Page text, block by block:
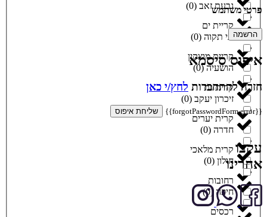
קריית ים
קריית מוצקין
קרית גת
קרית יערים
קרית מלאכי
רחובות
רכסים
גבעת זאב (
0
)
גני תקוה (
0
)
הושעיה(
0
)
זיכרון יעקב (
0
)
חדרה (
0
)
חולון (
0
)
חיפה(
0
)
פרטי משתמש
הרשמה
איפוס סיסמא
חזרה להתחברות לחץ/י כאן
{{forgotPasswordForm.error}} שליחת איפוס
עקבו
אחרינו